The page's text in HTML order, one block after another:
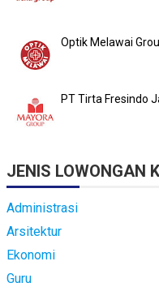
Optik Melawai
PT Tirta Fresindo
JENIS LOWONGAN
Administrasi
Arsitektur
Ekonomi
Guru